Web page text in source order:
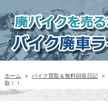
ホーム > バイク買取＆無料回収日記 >
取！！